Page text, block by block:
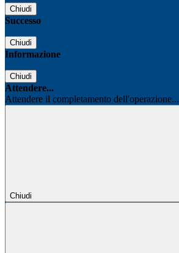
Chiudi
Successo
Chiudi
Informazione
Chiudi
Attendere...
Attendere il completamento dell'operazione...
Chiudi